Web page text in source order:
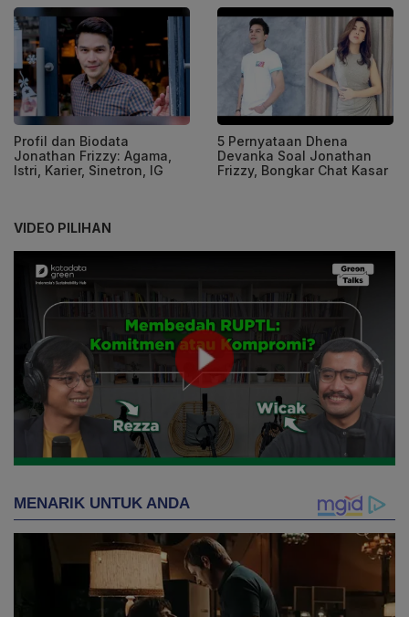
Profil dan Biodata
Jonathan Frizzy: Agama,
Istri, Karier, Sinetron, IG
5 Pernyataan Dhena
Devanka Soal Jonathan
Frizzy, Bongkar Chat Kasar
VIDEO PILIHAN